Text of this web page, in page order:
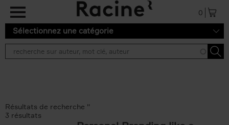
Aller au contenu principal
0
Sélectionnez une catégorie
Résultats de recherche ''
3 résultats